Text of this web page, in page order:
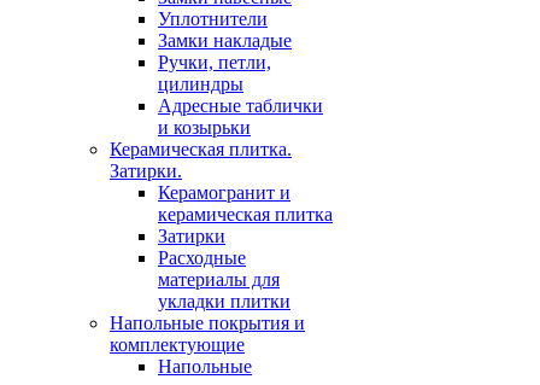
Уплотнители
Замки накладые
Ручки, петли,
цилиндры
Адресные таблички
и козырьки
Керамическая плитка.
Затирки.
Керамогранит и
керамическая плитка
Затирки
Расходные
материалы для
укладки плитки
Напольные покрытия и
комплектующие
Напольные